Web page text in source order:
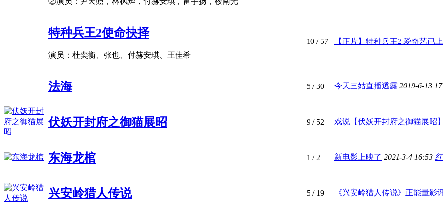
特种兵王2使命抉择
演员：杜奕衡、张也、付赫安琪、王佳希
10 / 57 【正片】特种兵王2 爱奇艺已
法海 5 / 30 今天三姑直播透露 2019-6-13
伏妖开封府之御猫展昭 9 / 52 戏说【伏妖开封府之御猫展昭】
东海龙棺 1 / 2 新电影上映了 2021-3-4 16:53
兴安岭猎人传说 5 / 19 《兴安岭猎人传说》正能量影